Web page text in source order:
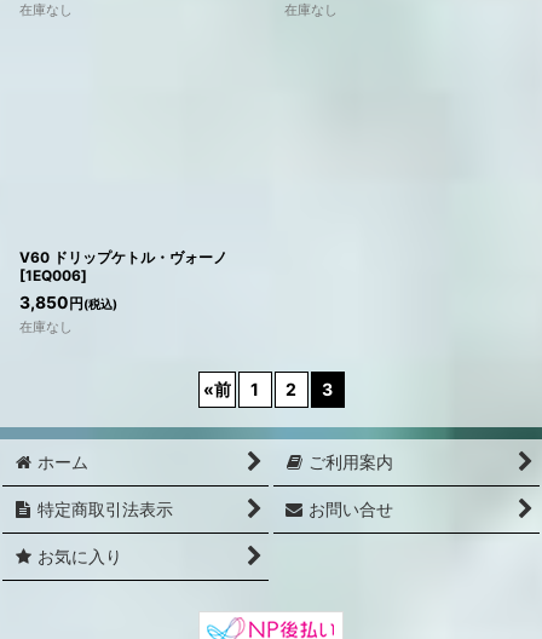
在庫なし 在庫なし
V60 ドリップケトル・ヴォーノ
[1EQ006]
3,850 円 (税込)
在庫なし
«前 1 2 3
ホーム ご利用案内
特定商取引法表示 お問い合せ
お気に入り